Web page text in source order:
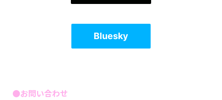
Bluesky
●お問い合わせ